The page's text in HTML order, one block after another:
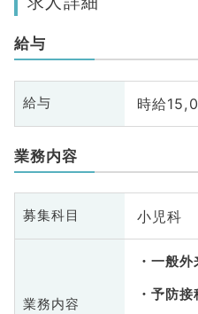
給与
給与 時給
業務内容
募集科目 小児科
業務内容
一般外
予防接